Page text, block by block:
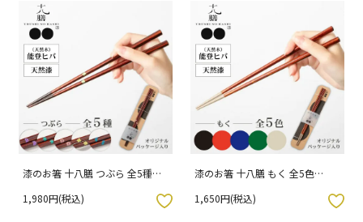
漆のお箸 十八膳 つぶら 全5種
ケージ入り
1,980円(税込)
漆のお箸 十八膳 もく 全5色
ケージ入り
1,650円(税込)
お気に入りボタン